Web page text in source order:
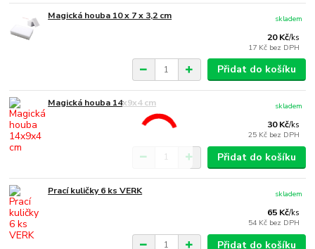
Magická houba 10 x 7 x 3,2 cm
20 Kč/ks
17 Kč bez DPH
skladem
Přidat do košíku
Magická houba 14x9x4 cm
30 Kč/ks
25 Kč bez DPH
skladem
Přidat do košíku
Prací kuličky 6 ks VERK
65 Kč/ks
54 Kč bez DPH
skladem
Přidat do košíku